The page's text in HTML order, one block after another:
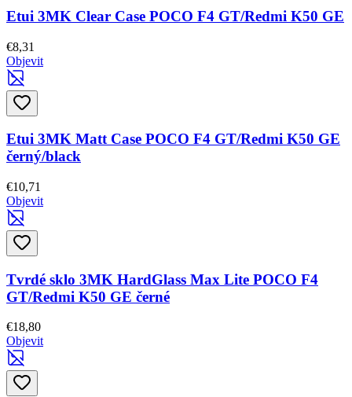
Etui 3MK Clear Case POCO F4 GT/Redmi K50 GE
€8,31
Objevit
Etui 3MK Matt Case POCO F4 GT/Redmi K50 GE
černý/black
€10,71
Objevit
Tvrdé sklo 3MK HardGlass Max Lite POCO F4
GT/Redmi K50 GE černé
€18,80
Objevit